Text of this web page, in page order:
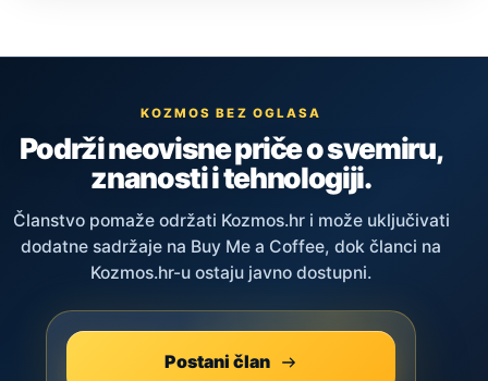
KOZMOS BEZ OGLASA
Podrži neovisne priče o svemiru,
znanosti i tehnologiji.
Članstvo pomaže održati Kozmos.hr i može uključivati
dodatne sadržaje na Buy Me a Coffee, dok članci na
Kozmos.hr-u ostaju javno dostupni.
Postani član